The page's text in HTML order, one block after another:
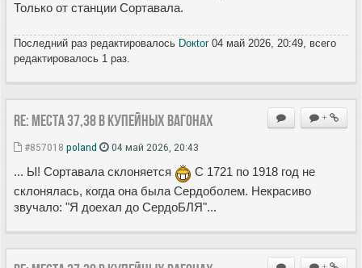
Только от станции Сортавала.
Последний раз редактировалось Doкtor04 май 2026, 20:49, всего
редактировалось 1 раз.
+
Re: Места 37,38 в купейных вагонах
#857018 poland 04 май 2026, 20:43
... Ы! Сортавала склоняется
С 1721 по 1918 год не
склонялась, когда она была Сердоболем. Некрасиво
звучало: "Я доехал до СердоБЛЯ"...